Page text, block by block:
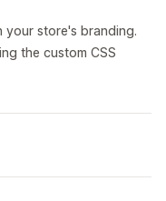
your store's branding.
the custom CSS